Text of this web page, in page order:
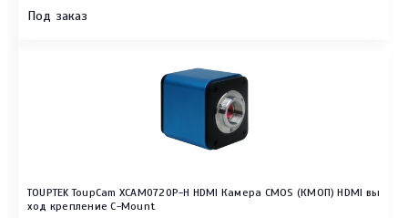
Под заказ
TOUPTEK ToupCam XCAM0720P-H HDMI Камера CMOS (КМОП) HDMI вы
ход крепление C-Mount